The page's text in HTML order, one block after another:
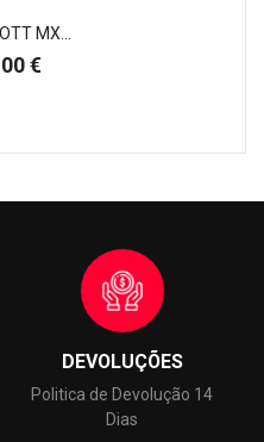
MX...
€
DEVOLUÇÕES
Politica de Devolução 14
Dias